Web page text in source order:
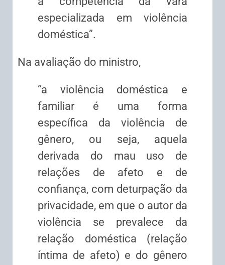
especializada em violência
doméstica”.
Na avaliação do ministro,
“a violência doméstica e
familiar é uma forma
específica da violência de
gênero, ou seja, aquela
derivada do mau uso de
relações de afeto e de
confiança, com deturpação da
privacidade, em que o autor da
violência se prevalece da
relação doméstica (relação
íntima de afeto) e do gênero